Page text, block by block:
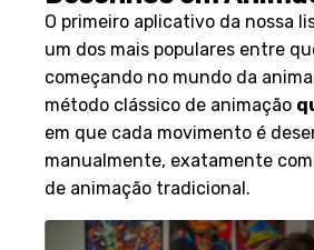
O primeiro aplicativo da nossa
um dos mais populares entre
começando no mundo da
método clássico de animação
em que cada movimento é
manualmente, exatamente
de animação tradicional.